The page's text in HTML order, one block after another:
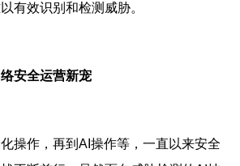
有效识别和检测威胁。
安全运营新宠
操作，再到AI操作等，一直以来安全